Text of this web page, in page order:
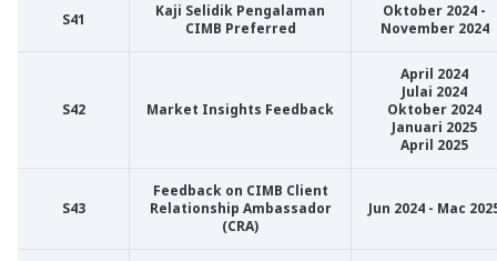
S41
Kaji Selidik Pengalaman
CIMB Preferred
Oktober 2024 -
November 2024
S42 Market Insights Feedback
April 2024
Julai 2024
Oktober 2024
Januari 2025
April 2025
S43
Feedback on CIMB Client
Relationship Ambassador
(CRA)
Jun 2024 - Mac